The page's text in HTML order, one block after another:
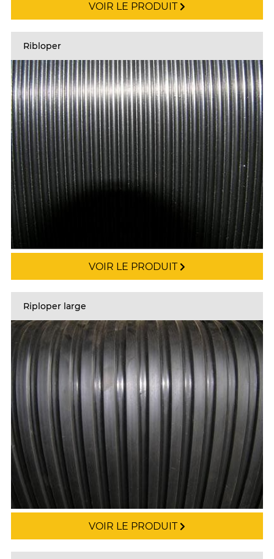
VOIR LE PRODUIT
Ribloper
VOIR LE PRODUIT
Riploper large
VOIR LE PRODUIT